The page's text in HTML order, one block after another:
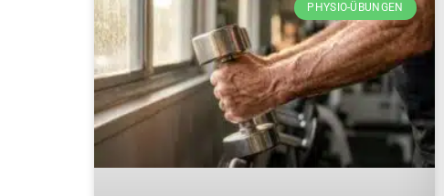
PHYSIO-ÜBUNGEN